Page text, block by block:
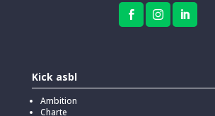
  
Kick asbl
Ambition
Charte